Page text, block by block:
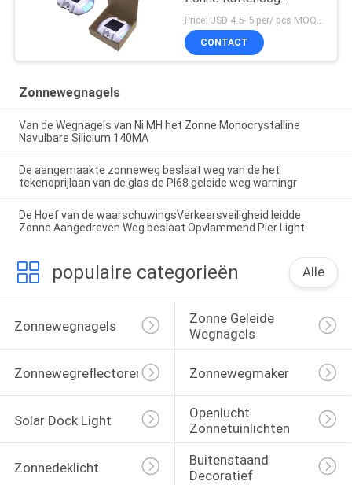
Wegmarkering
CONTACT
Zonnewegnagels
Van de Wegnagels van Ni MH het Zonne Monocrystalline
Navulbare Silicium 140MA
De aangemaakte zonneweg beslaat weg van de het
tekenoprijlaan van de glas de PI68 geleide weg warningr
De Hoef van de waarschuwingsVerkeersveiligheid leidde
Zonne Aangedreven Weg beslaat Opvlammend Pier Light
populaire categorieën Alle
Zonnewegnagels
Zonne Geleide
Wegnagels
Zonnewegreflectoren Zonnewegmaker
Solar Dock Light
Openlucht
Zonnetuinlichten
Zonnedeklicht
Buitenstaand
Decoratief